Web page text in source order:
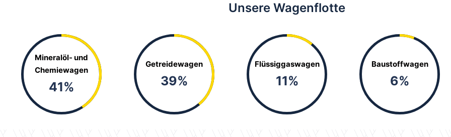
Unsere Wagenflotte
Mineralöl- und
Chemiewagen
41%
Getreidewagen
39%
Flüssiggaswagen
11%
Baustoffwagen
6%